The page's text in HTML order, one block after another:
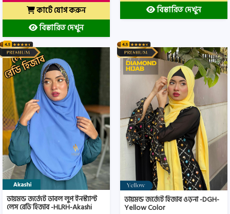
কার্টে যোগ করুন
বিস্তারিত দেখুন
বিস্তারিত দেখুন
ডায়মন্ড জর্জেট ডাবল লুপ ইনস্ট্যান্ট
লেস রেডি হিজাব -HLRH-Akashi
ডায়মন্ড জর্জেট হিজাব ওড়না -DGH-
Yellow Color